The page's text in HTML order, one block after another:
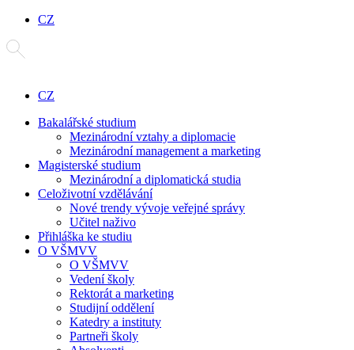
CZ
CZ
Bakalářské studium
Mezinárodní vztahy a diplomacie
Mezinárodní management a marketing
Magisterské studium
Mezinárodní a diplomatická studia
Celoživotní vzdělávání
Nové trendy vývoje veřejné správy
Učitel naživo
Přihláška ke studiu
O VŠMVV
O VŠMVV
Vedení školy
Rektorát a marketing
Studijní oddělení
Katedry a instituty
Partneři školy